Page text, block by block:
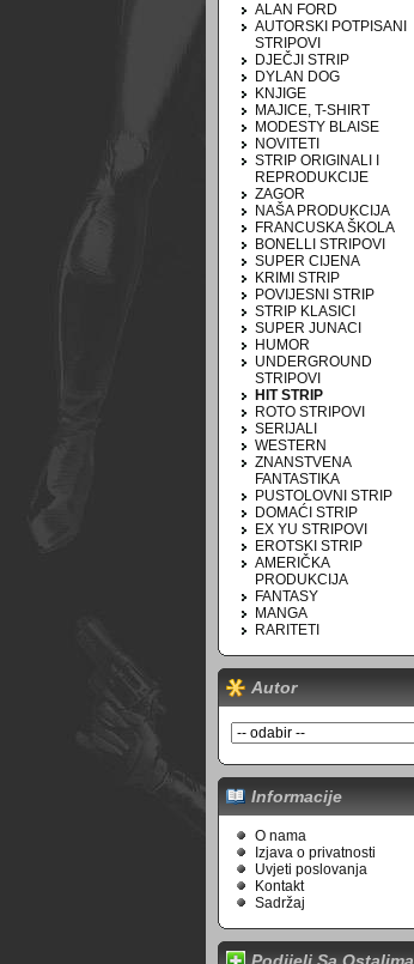
ALAN FORD
AUTORSKI POTPISANI
STRIPOVI
DJEČJI STRIP
DYLAN DOG
KNJIGE
MAJICE, T-SHIRT
MODESTY BLAISE
NOVITETI
STRIP ORIGINALI I
REPRODUKCIJE
ZAGOR
NAŠA PRODUKCIJA
FRANCUSKA ŠKOLA
BONELLI STRIPOVI
SUPER CIJENA
KRIMI STRIP
POVIJESNI STRIP
STRIP KLASICI
SUPER JUNACI
HUMOR
UNDERGROUND
STRIPOVI
HIT STRIP
ROTO STRIPOVI
SERIJALI
WESTERN
ZNANSTVENA
FANTASTIKA
PUSTOLOVNI STRIP
DOMAĆI STRIP
EX YU STRIPOVI
EROTSKI STRIP
AMERIČKA
PRODUKCIJA
FANTASY
MANGA
RARITETI
Autor
Informacije
O nama
Izjava o privatnosti
Uvjeti poslovanja
Kontakt
Sadržaj